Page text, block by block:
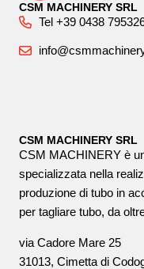
CSM MACHINERY SRL
Tel +39 0438
CSM MACHINERY SRL
CSM MACHINERY è
specializzata nella
produzione di tubo in
per tagliare tubo, da
via Cadore Mare 25
31013, Cimetta di